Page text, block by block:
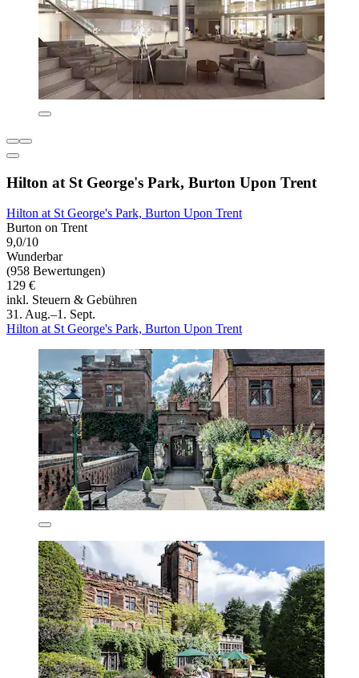
Hilton at St George's Park, Burton Upon Trent
Hilton at St George's Park, Burton Upon Trent
Burton on Trent
9,0/10
Wunderbar
(958 Bewertungen)
129 €
inkl. Steuern & Gebühren
31. Aug.–1. Sept.
Hilton at St George's Park, Burton Upon Trent